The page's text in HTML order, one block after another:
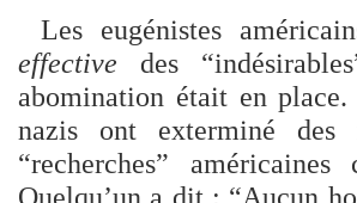
Les eugénistes
effective des
abomination était en
nazis ont exterminé des
“recherches”
Quelqu’un a dit : “Aucun